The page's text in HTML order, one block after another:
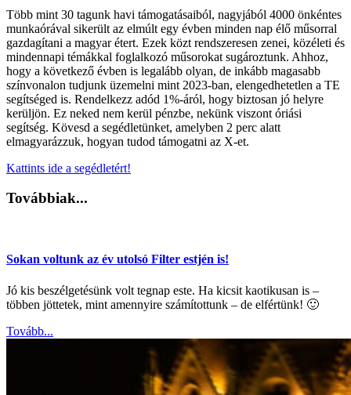
Több mint 30 tagunk havi támogatásaiból, nagyjából 4000 önkéntes
munkaórával sikerült az elmúlt egy évben minden nap élő műsorral
gazdagítani a magyar étert. Ezek közt rendszeresen zenei, közéleti és
mindennapi témákkal foglalkozó műsorokat sugároztunk. Ahhoz,
hogy a következő évben is legalább olyan, de inkább magasabb
színvonalon tudjunk üzemelni mint 2023-ban, elengedhetetlen a TE
segítséged is. Rendelkezz adód 1%-áról, hogy biztosan jó helyre
kerüljön. Ez neked nem kerül pénzbe, nekünk viszont óriási
segítség. Kövesd a segédletünket, amelyben 2 perc alatt
elmagyarázzuk, hogyan tudod támogatni az X-et.
Kattints ide a segédletért!
Továbbiak...
Sokan voltunk az év utolsó Filter estjén is!
Jó kis beszélgetésünk volt tegnap este. Ha kicsit kaotikusan is –
többen jöttetek, mint amennyire számítottunk – de elfértünk! 🙂
Tovább...